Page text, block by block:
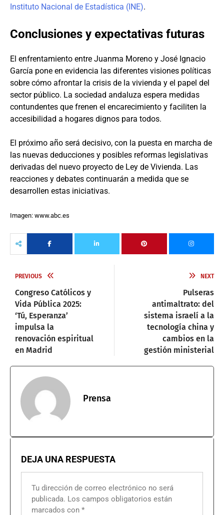
Instituto Nacional de Estadística (INE).
Conclusiones y expectativas futuras
El enfrentamiento entre Juanma Moreno y José Ignacio
García pone en evidencia las diferentes visiones políticas
sobre cómo afrontar la crisis de la vivienda y el papel del
sector público. La sociedad andaluza espera medidas
contundentes que frenen el encarecimiento y faciliten la
accesibilidad a hogares dignos para todos.
El próximo año será decisivo, con la puesta en marcha de
las nuevas deducciones y posibles reformas legislativas
derivadas del nuevo proyecto de Ley de Vivienda. Las
reacciones y debates continuarán a medida que se
desarrollen estas iniciativas.
Imagen: www.abc.es
PREVIOUS
Congreso Católicos y
Vida Pública 2025:
‘Tú, Esperanza’
impulsa la
renovación espiritual
en Madrid
NEXT
Pulseras
antimaltrato: del
sistema israelí a la
tecnología china y
cambios en la
gestión ministerial
Prensa
DEJA UNA RESPUESTA
Tu dirección de correo electrónico no será
publicada. Los campos obligatorios están
marcados con *